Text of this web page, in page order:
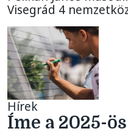
Visegrád 4
Hírek
Íme a 2025-